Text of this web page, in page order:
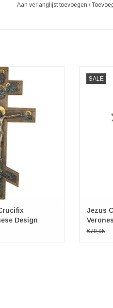
Aan verlanglijst toevoegen /
muurplaat
Design
44,5cm x 23,5cm x
Design
SALE
Deze
Jezus
€79,95